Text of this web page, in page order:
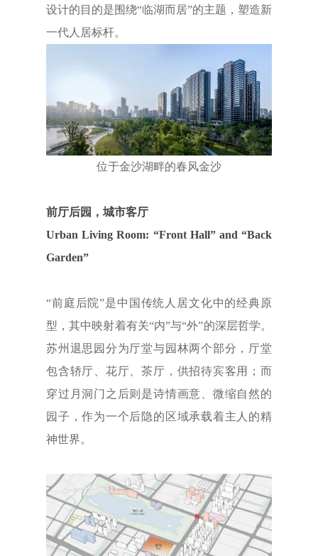
设计的目的是围绕“临湖而居”的主题，塑造新
一代人居标杆。
位于金沙湖畔的春风金沙
前厅后园，城市客厅
Urban Living Room: “Front Hall” and “Back
Garden”
“前庭后院”是中国传统人居文化中的经典原
型，其中映射着有关“内”与“外”的深层哲学。
苏州退思园分为厅堂与园林两个部分，厅堂
包含轿厅、花厅、茶厅，供招待宾客用；而
穿过月洞门之后则是诗情画意、微缩自然的
园子，作为一个后隐的区域承载着主人的精
神世界。